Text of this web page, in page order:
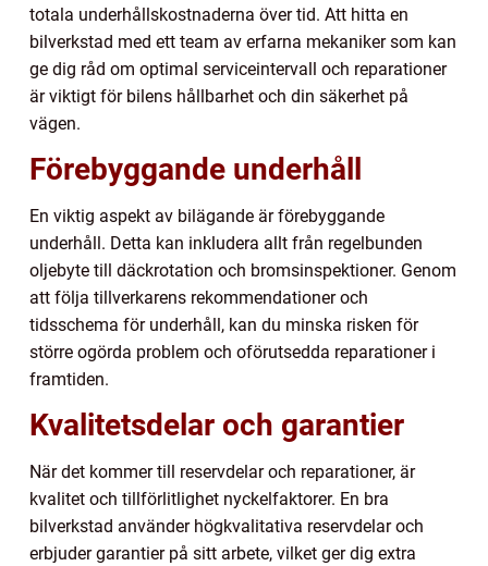
totala underhållskostnaderna över tid. Att hitta en
bilverkstad med ett team av erfarna mekaniker som kan
ge dig råd om optimal serviceintervall och reparationer
är viktigt för bilens hållbarhet och din säkerhet på
vägen.
Förebyggande underhåll
En viktig aspekt av bilägande är förebyggande
underhåll. Detta kan inkludera allt från regelbunden
oljebyte till däckrotation och bromsinspektioner. Genom
att följa tillverkarens rekommendationer och
tidsschema för underhåll, kan du minska risken för
större ogörda problem och oförutsedda reparationer i
framtiden.
Kvalitetsdelar och garantier
När det kommer till reservdelar och reparationer, är
kvalitet och tillförlitlighet nyckelfaktorer. En bra
bilverkstad använder högkvalitativa reservdelar och
erbjuder garantier på sitt arbete, vilket ger dig extra